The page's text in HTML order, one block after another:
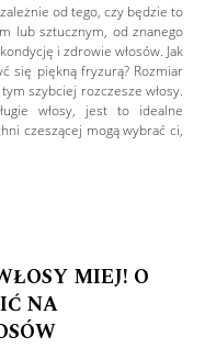
od tego, czy będzie to
lub sztucznym, od znanego
i zdrowie włosów. Jak
się piękną fryzurą? Rozmiar
szybciej rozczesze włosy.
włosy, jest to idealne
czeszącej mogą wybrać ci,
MIEJ! O
NA